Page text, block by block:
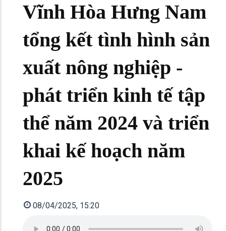
Vĩnh Hòa Hưng Nam
tổng kết tình hình sản
xuất nông nghiệp -
phát triển kinh tế tập
thể năm 2024 và triển
khai kế hoạch năm
2025
08/04/2025, 15:20